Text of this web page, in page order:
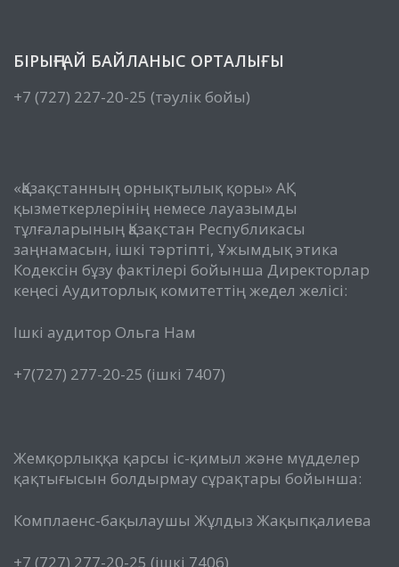
БІРЫҢҒАЙ БАЙЛАНЫС ОРТАЛЫҒЫ
+7 (727) 227-20-25 (тәулік бойы)
«Қазақстанның орнықтылық қоры» АҚ
қызметкерлерінің немесе лауазымды
тұлғаларының Қазақстан Республикасы
заңнамасын, ішкі тәртіпті, Ұжымдық этика
Кодексін бұзу фактілері бойынша Директорлар
кеңесі Аудиторлық комитеттің жедел желісі:
Ішкі аудитор Ольга Нам
+7(727) 277-20-25 (ішкі 7407)
Жемқорлыққа қарсы іс-қимыл және мүдделер
қақтығысын болдырмау сұрақтары бойынша:
Комплаенс-бақылаушы Жұлдыз Жақыпқалиева
+7 (727) 277-20-25 (ішкі 7406)